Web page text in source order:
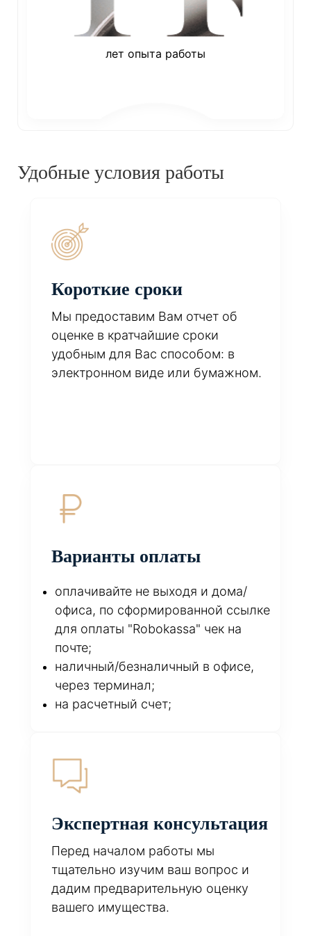
лет опыта работы
Удобные условия работы
Короткие сроки
Мы предоставим Вам отчет об
оценке в кратчайшие сроки
удобным для Вас способом: в
электронном виде или бумажном.
Варианты оплаты
оплачивайте не выходя и дома/
офиса, по сформированной ссылке
для оплаты "Robokassa" чек на
почте;
наличный/безналичный в офисе,
через терминал;
на расчетный счет;
Экспертная консультация
Перед началом работы мы
тщательно изучим ваш вопрос и
дадим предварительную оценку
вашего имущества.